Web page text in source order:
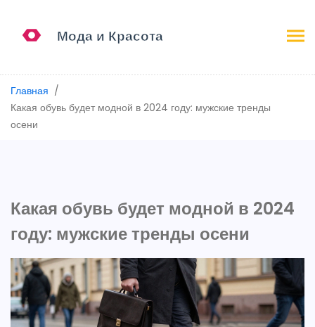
Главная
Какая обувь будет модной в 2024 году: мужские тренды
осени
Какая обувь будет модной в 2024
году: мужские тренды осени